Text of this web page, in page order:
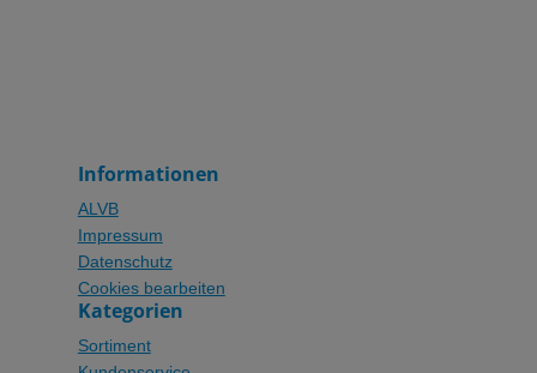
Informationen
ALVB
Impressum
Datenschutz
Cookies bearbeiten
Kategorien
Sortiment